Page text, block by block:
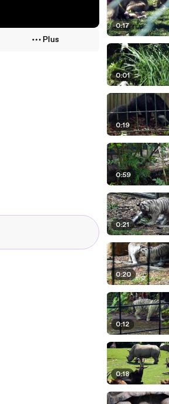
Plus
0:17
0:01
0:19
0:59
0:21
0:20
0:12
0:18